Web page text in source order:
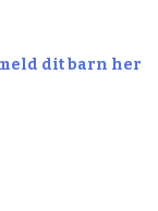
dit barn her